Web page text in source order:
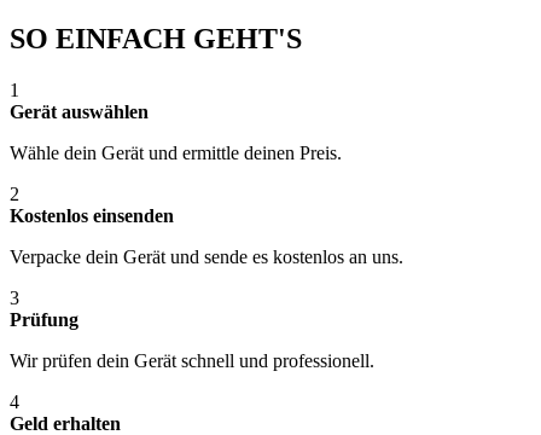
SO EINFACH GEHT'S
1
Gerät auswählen
Wähle dein Gerät und ermittle deinen Preis.
2
Kostenlos einsenden
Verpacke dein Gerät und sende es kostenlos an uns.
3
Prüfung
Wir prüfen dein Gerät schnell und professionell.
4
Geld erhalten